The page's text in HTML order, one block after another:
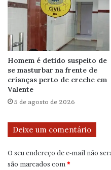
Homem é detido suspeito de
se masturbar na frente de
crianças perto de creche em
Valente
5 de agosto de 2026
Deixe um comentário
O seu endereço de e-mail não
são marcados com*